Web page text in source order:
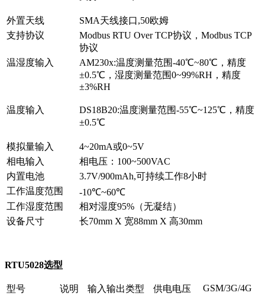
外置天线
SMA天线接口,50欧姆
支持协议
Modbus RTU Over TCP协议，Modbus TCP
协议
温湿度输入
AM230x:温度测量范围-40℃~80℃，精度
±0.5℃，湿度测量范围0~99%RH，精度
±3%RH
温度输入
DS18B20:温度测量范围-55℃~125℃，精度
±0.5℃
模拟量输入
4~20mA或0~5V
相电输入
相电压：100~500VAC
内置电池
3.7V/900mAh,可持续工作8小时
工作温度范围
-10℃~60℃
工作湿度范围
相对湿度95%（无凝结）
设备尺寸
长70mm X 宽88mm X 高30mm
RTU5028选型
型号 说明 输入输出类型 供电电压 GSM/3G/4G